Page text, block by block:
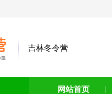
吉林冬令营
网站首页